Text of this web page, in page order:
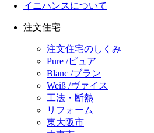
イニハンスについて
注文住宅
注文住宅のしくみ
Pure /ピュア
Blanc /ブラン
Weiß /ヴァイス
工法・断熱
リフォーム
東大阪市